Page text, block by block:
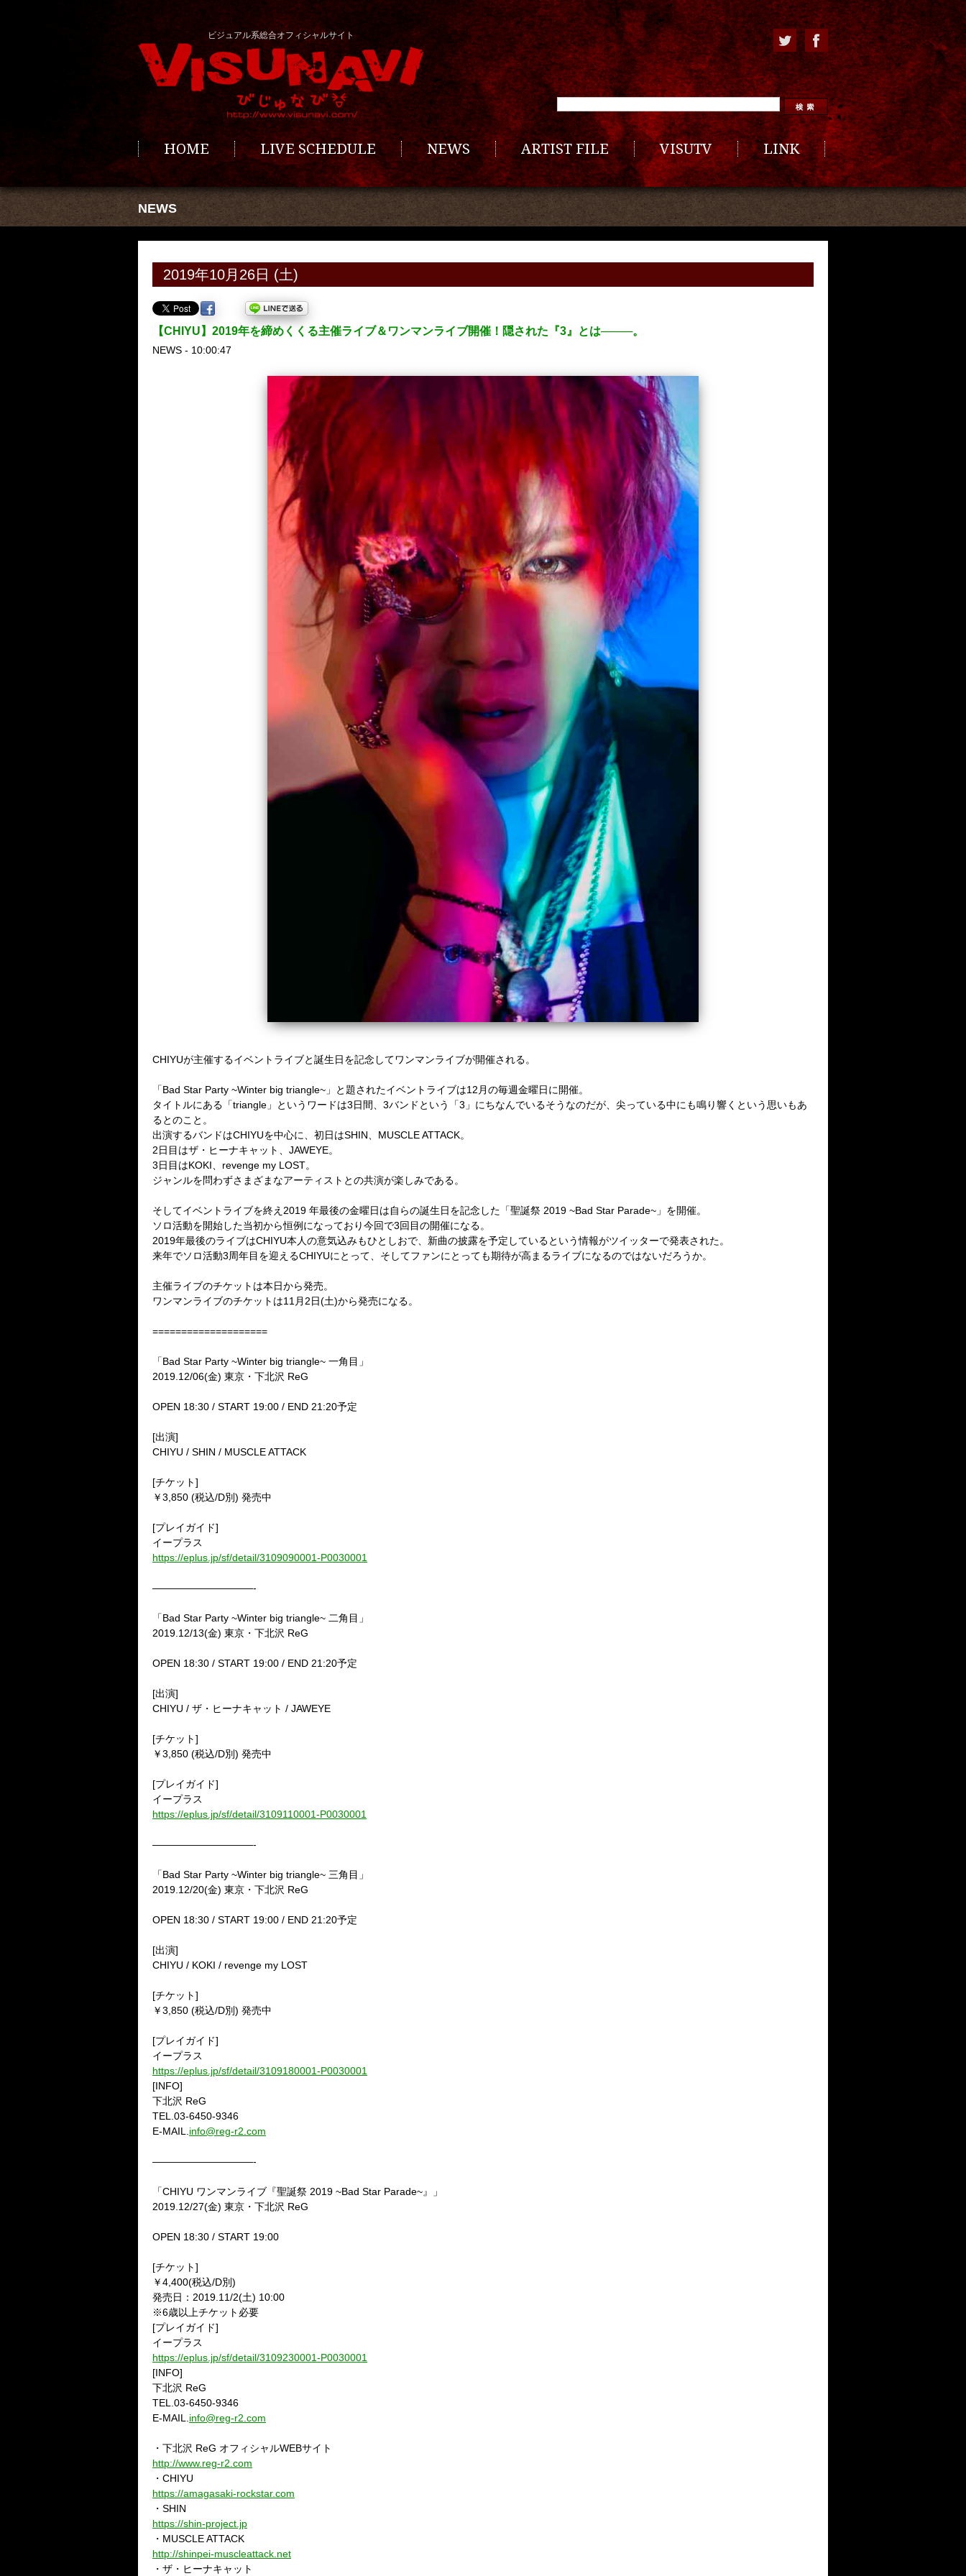
ビジュアル系総合オフィシャルサイト
HOME LIVE SCHEDULE NEWS ARTIST FILE VISUTV LINK
NEWS
2019年10月26日 (土)
【CHIYU】2019年を締めくくる主催ライブ＆ワンマンライブ開催！隠された『3』とは────。
NEWS - 10:00:47
CHIYUが主催するイベントライブと誕生日を記念してワンマンライブが開催される。
「Bad Star Party ~Winter big triangle~」と題されたイベントライブは12月の毎週金曜日に開催。
タイトルにある「triangle」というワードは3日間、3バンドという「3」にちなんでいるそうなのだが、尖っている中にも鳴り響くという思いもあ
るとのこと。
出演するバンドはCHIYUを中心に、初日はSHIN、MUSCLE ATTACK。
2日目はザ・ヒーナキャット、JAWEYE。
3日目はKOKI、revenge my LOST。
ジャンルを問わずさまざまなアーティストとの共演が楽しみである。
そしてイベントライブを終え2019 年最後の金曜日は自らの誕生日を記念した「聖誕祭 2019 ~Bad Star Parade~」を開催。
ソロ活動を開始した当初から恒例になっており今回で3回目の開催になる。
2019年最後のライブはCHIYU本人の意気込みもひとしおで、新曲の披露を予定しているという情報がツイッターで発表された。
来年でソロ活動3周年目を迎えるCHIYUにとって、そしてファンにとっても期待が高まるライブになるのではないだろうか。
主催ライブのチケットは本日から発売。
ワンマンライブのチケットは11月2日(土)から発売になる。
====================
「Bad Star Party ~Winter big triangle~ 一角目」
2019.12/06(金) 東京・下北沢 ReG
OPEN 18:30 / START 19:00 / END 21:20予定
[出演]
CHIYU / SHIN / MUSCLE ATTACK
[チケット]
￥3,850 (税込/D別) 発売中
[プレイガイド]
イープラス
https://eplus.jp/sf/detail/3109090001-P0030001
——————————-
「Bad Star Party ~Winter big triangle~ 二角目」
2019.12/13(金) 東京・下北沢 ReG
OPEN 18:30 / START 19:00 / END 21:20予定
[出演]
CHIYU / ザ・ヒーナキャット / JAWEYE
[チケット]
￥3,850 (税込/D別) 発売中
[プレイガイド]
イープラス
https://eplus.jp/sf/detail/3109110001-P0030001
——————————-
「Bad Star Party ~Winter big triangle~ 三角目」
2019.12/20(金) 東京・下北沢 ReG
OPEN 18:30 / START 19:00 / END 21:20予定
[出演]
CHIYU / KOKI / revenge my LOST
[チケット]
￥3,850 (税込/D別) 発売中
[プレイガイド]
イープラス
https://eplus.jp/sf/detail/3109180001-P0030001
[INFO]
下北沢 ReG
TEL.03-6450-9346
E-MAIL. info@reg-r2.com
——————————-
「CHIYU ワンマンライブ『聖誕祭 2019 ~Bad Star Parade~』」
2019.12/27(金) 東京・下北沢 ReG
OPEN 18:30 / START 19:00
[チケット]
￥4,400(税込/D別)
発売日：2019.11/2(土) 10:00
※6歳以上チケット必要
[プレイガイド]
イープラス
https://eplus.jp/sf/detail/3109230001-P0030001
[INFO]
下北沢 ReG
TEL.03-6450-9346
E-MAIL. info@reg-r2.com
・下北沢 ReG オフィシャルWEBサイト
http://www.reg-r2.com
・CHIYU
https://amagasaki-rockstar.com
・SHIN
https://shin-project.jp
・MUSCLE ATTACK
http://shinpei-muscleattack.net
・ザ・ヒーナキャット